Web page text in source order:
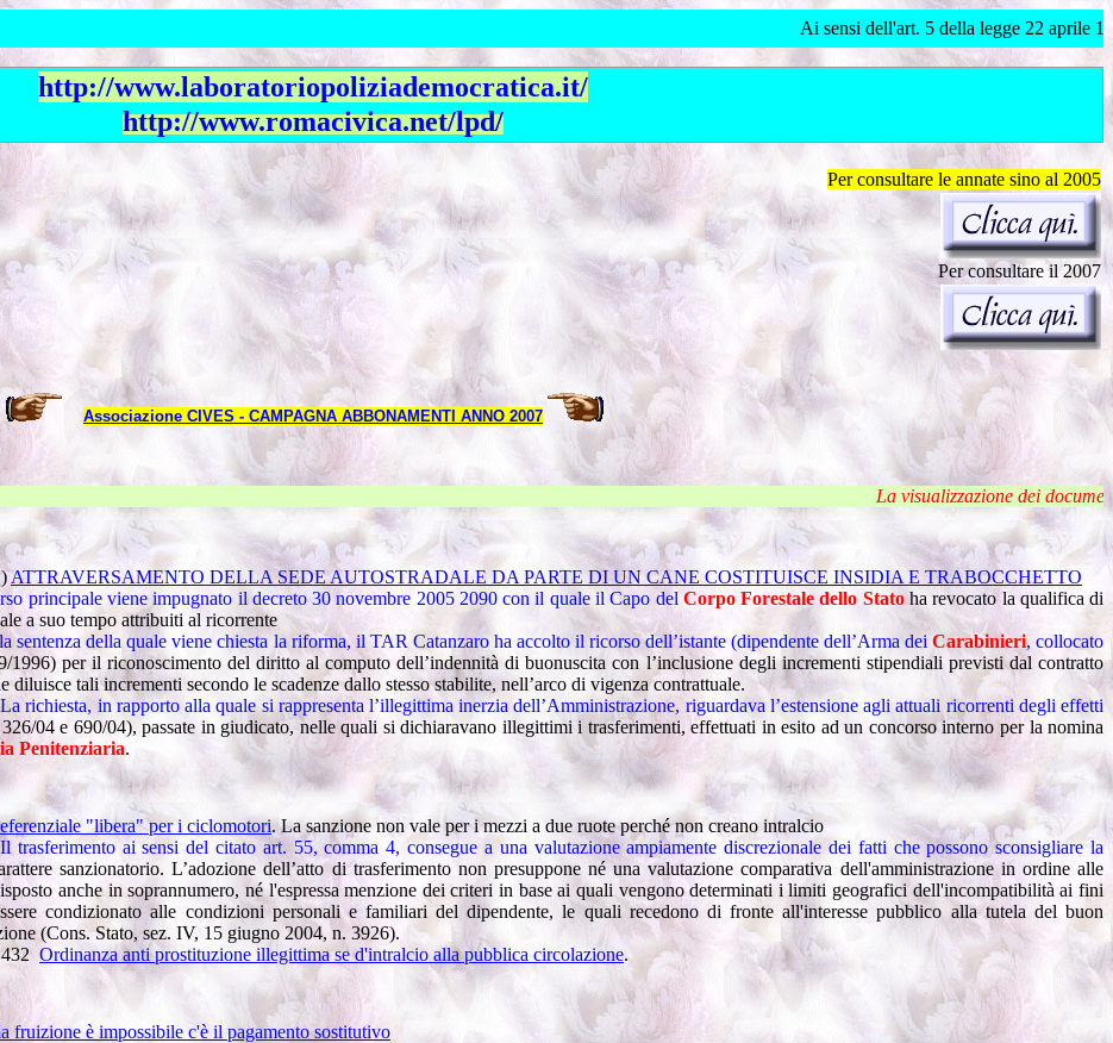
Ai sensi dell'art. 5 della legge 22 aprile 1941 n. 633
http://www.laboratoriopoliziademocratica.it/
http://www.romacivica.net/lpd/
Per consultare le annate sino al 2005
Per consultare il 2007
Associazione CIVES - CAMPAGNA ABBONAMENTI ANNO 2007
La visualizzazione dei documenti
ATTRAVERSAMENTO DELLA SEDE AUTOSTRADALE DA PARTE DI UN CANE COSTITUISCE INSIDIA E TRABOCCHETTO
principale viene impugnato il decreto 30 novembre 2005 2090 con il quale il Capo delCorpo Forestale dello Statoha revocato la qualifica di
a suo tempo attribuiti al ricorrente
sentenza della quale viene chiesta la riforma, il TAR Catanzaro ha accolto il ricorso dell’istante (dipendente dell’Arma dei Carabinieri, collocato
per il riconoscimento del diritto al computo dell’indennità di buonuscita con l’inclusione degli incrementi stipendiali previsti dal contratto
tali incrementi secondo le scadenze dallo stesso stabilite, nell’arco di vigenza contrattuale.
richiesta, in rapporto alla quale si rappresenta l’illegittima inerzia dell’Amministrazione, riguardava l’estensione agli attuali ricorrenti degli effetti
04 e 690/04), passate in giudicato, nelle quali si dichiaravano illegittimi i trasferimenti, effettuati in esito ad un concorso interno per la nomina
Penitenziaria.
"libera" per i ciclomotori. La sanzione non vale per i mezzi a due ruote perché non creano intralcio
Il trasferimento ai sensi del citato art. 55, comma 4, consegue a una valutazione ampiamente discrezionale dei fatti che possono sconsigliare la
sanzionatorio. L’adozione dell’atto di trasferimento non presuppone né una valutazione comparativa dell'amministrazione in ordine alle
anche in soprannumero, né l'espressa menzione dei criteri in base ai quali vengono determinati i limiti geografici dell'incompatibilità ai fini
condizionato alle condizioni personali e familiari del dipendente, le quali recedono di fronte all'interesse pubblico alla tutela del buon
(Cons. Stato, sez. IV, 15 giugno 2004, n. 3926).
Ordinanza anti prostituzione illegittima se d'intralcio alla pubblica circolazione.
fruizione è impossibile c'è il pagamento sostitutivo